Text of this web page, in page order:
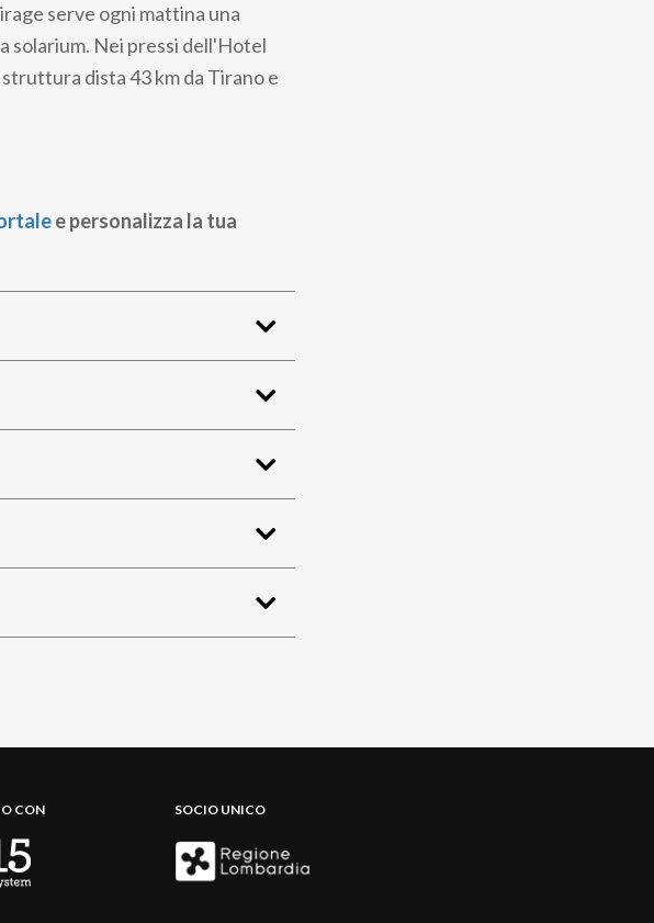
serve ogni mattina una
solarium. Nei pressi dell'Hotel
dista 43 km da Tirano e
e personalizza la tua
CON SOCIO UNICO